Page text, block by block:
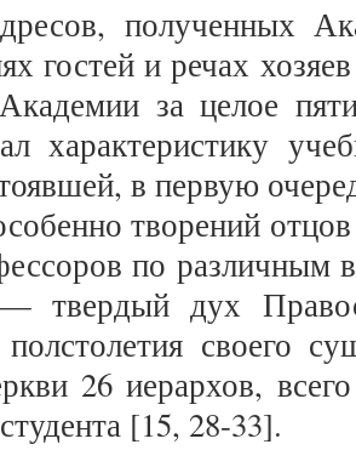
полученных
гостей и речах
за целое
характеристику
в первую
творений
по различным
твердый дух
своего
26 иерархов,
[15, 28-33].